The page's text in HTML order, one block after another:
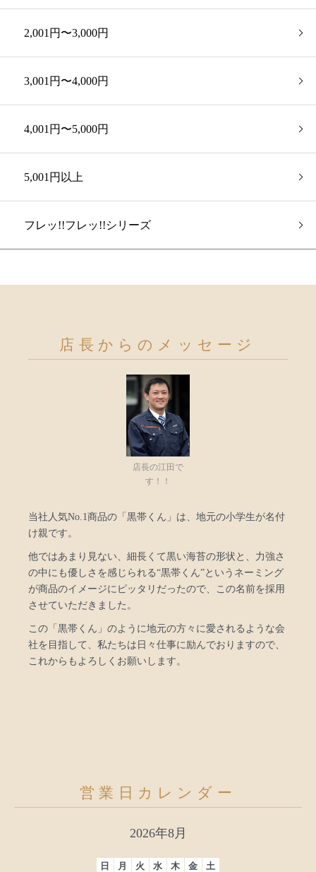
2,001円〜3,000円
3,001円〜4,000円
4,001円〜5,000円
5,001円以上
フレッ!!フレッ!!シリーズ
店長からのメッセージ
店長の江田で
す！！
当社人気No.1商品の「黒帯くん」は、地元の小学生が名付
け親です。
他ではあまり見ない、細長くて黒い海苔の形状と、力強さ
の中にも優しさを感じられる“黒帯くん”というネーミング
が商品のイメージにピッタリだったので、この名前を採用
させていただきました。
この「黒帯くん」のように地元の方々に愛されるような会
社を目指して、私たちは日々仕事に励んでおりますので、
これからもよろしくお願いします。
営業日カレンダー
2026年8月
日 月 火 水 木 金 土